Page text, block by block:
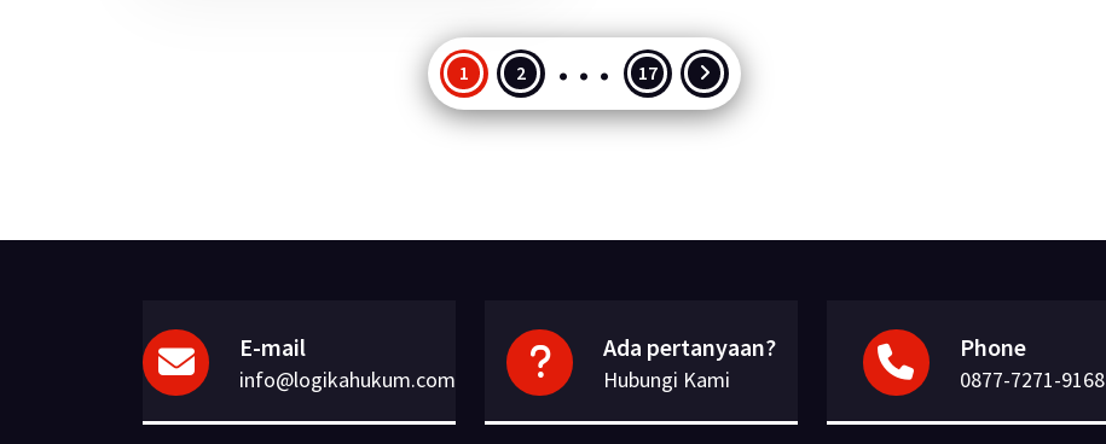
Paginasi
pos
1 2 … 17
E-mail
info@logikahukum.com
Ada pertanyaan?
Hubungi Kami
Phone
0877-7271-9168